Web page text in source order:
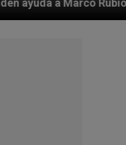
ante persecución